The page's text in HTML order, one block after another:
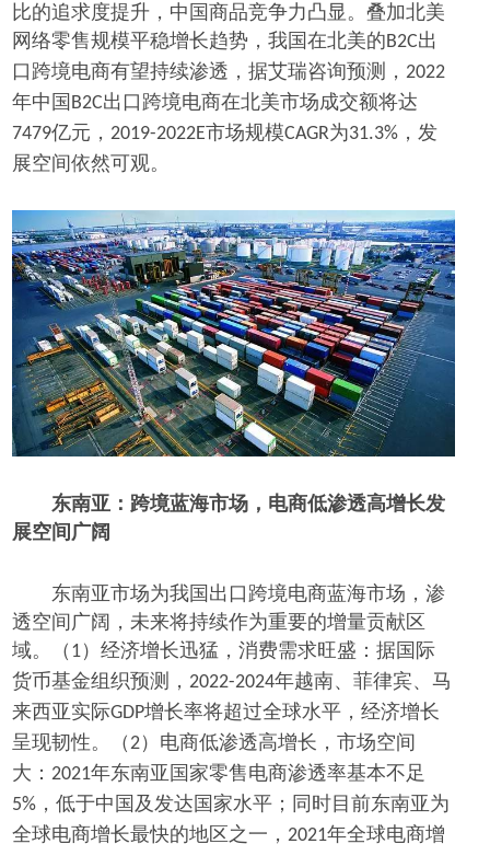
比的追求度提升，中国商品竞争力凸显。叠加北美
网络零售规模平稳增长趋势，我国在北美的B2C出
口跨境电商有望持续渗透，据艾瑞咨询预测，2022
年中国 B2C出口跨境电商在北美市场成交额将达
7479亿元，2019-2022E市场规模CAGR为31.3% ，发
展空间依然可观。
东南亚：跨境蓝海市场，电商低渗透高增长发
展空间广阔
东南亚市场为我国出口跨境电商蓝海市场，渗
透空间广阔，未来将持续作为重要的增量贡献区
域。（ 1）经济增长迅猛，消费需求旺盛：据国际
货币基金组织预测， 2022-2024年越南、菲律宾、马
来西亚实际GDP增长率将超过全球水平，经济增长
呈现韧性。（2）电商低渗透高增长，市场空间
大： 2021年东南亚国家零售电商渗透率基本不足
5% ，低于中国及发达国家水平；同时目前东南亚为
全球电商增长最快的地区之一， 2021年全球电商增